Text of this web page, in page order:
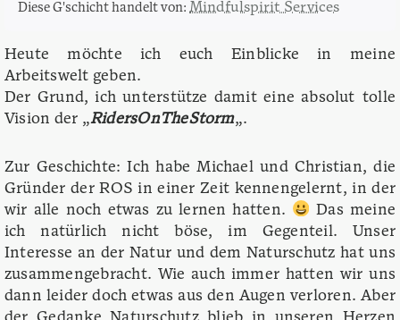
Diese G'schicht handelt von: Mindfulspirit Services
Heute möchte ich euch Einblicke in meine
Arbeitswelt geben.
Der Grund, ich unterstütze damit eine absolut tolle
Vision der „RidersOnTheStorm„.
Zur Geschichte: Ich habe Michael und Christian, die
Gründer der ROS in einer Zeit kennengelernt, in der
wir alle noch etwas zu lernen hatten.
Das meine
ich natürlich nicht böse, im Gegenteil. Unser
Interesse an der Natur und dem Naturschutz hat uns
zusammengebracht. Wie auch immer hatten wir uns
dann leider doch etwas aus den Augen verloren. Aber